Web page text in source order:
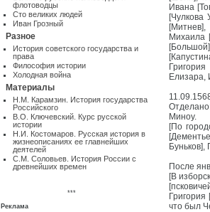
флотоводцы
Сто великих людей
Иван Грозный
Разное
Истоpия советского государства и
пpава
Философия истории
Холодная война
Материалы
Н.М. Карамзин. История государства
Российского
В.О. Ключевский. Курс русской
истории
Н.И. Костомаров. Русская история в
жизнеописаниях ее главнейших
деятелей
С.М. Соловьев. История России с
древнейших времен
***
Реклама
Ивана
Михаила
Елизара,
Миноу.
[По
После
[В
что был